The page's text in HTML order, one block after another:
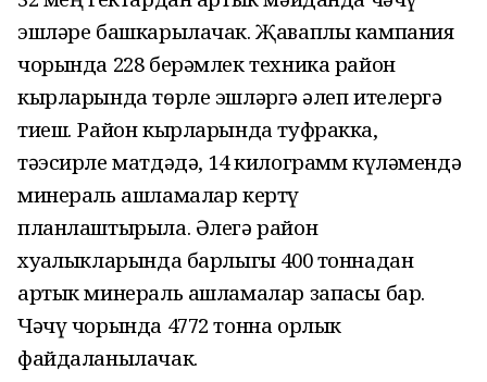
эшләре башкарылачак. Җаваплы кампания
чорында 228 берәмлек техника район
кырларында төрле эшләргә җәлеп ителергә
тиеш. Район кырларында туфракка,
тәэсирле матдәдә, 14 килограмм күләмендә
минераль ашламалар кертү
планлаштырыла. Әлегә район
хуҗалыкларында барлыгы 400 тоннадан
артык минераль ашламалар запасы бар.
Чәчү чорында 4772 тонна орлык
файдаланылачак.